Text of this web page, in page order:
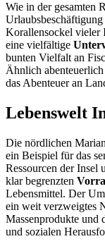
Wie in der gesamten
Korallensockel vieler
eine vielfältige
bunten Vielfalt an
Ähnlich
das Abenteuer an
Lebenswelt
Die nördlichen
ein Beispiel für das
Ressourcen der Insel
klar begrenzten
Lebensmittel. Der
ein weit verzweigtes
Massenprodukte und
und sozialen